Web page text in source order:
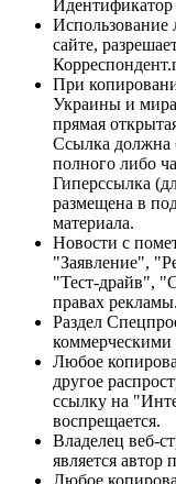
сайте,
При
Украины и
прямая
Ссылка должна
полного либо
Гиперссылка
размещена в
материала.
Новости с
"Заявление",
"Тест-драйв",
правах рекламы.
Раздел
коммерческими
Любое
другое
ссылку на
воспрещается.
Владелец веб-
является автор
Любое